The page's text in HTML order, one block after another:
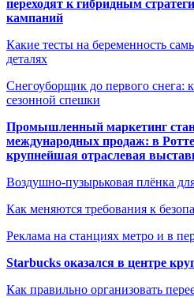
переходят к гибридным
кампаний
Какие тесты на беременность
деталях
Снегоуборщик до первого снега:
сезонной спешки
Промышленный маркетинг
международных продаж: в
крупнейшая отраслевая
Воздушно-пузырьковая плёнка
Как меняются требования к
Реклама на станциях метро и в
Starbucks оказался в центре
Как правильно организовать